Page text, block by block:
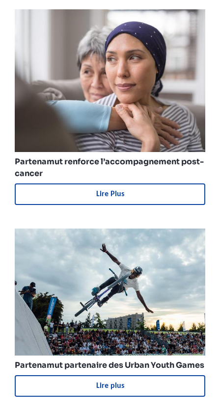
Partenamut renforce l’accompagnement post-
cancer
Lire Plus
Partenamut partenaire des Urban Youth Games
Lire plus